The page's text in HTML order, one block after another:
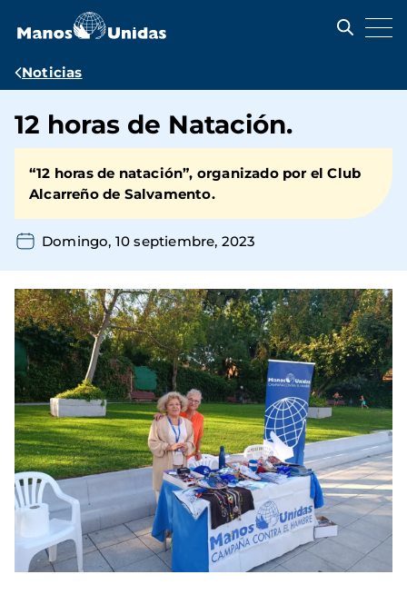
contenido
Ruta
navegación
Noticias
12 horas de Natación.
“12 horas de natación”, organizado por el Club
Alcarreño de Salvamento.
Domingo, 10 septiembre, 2023